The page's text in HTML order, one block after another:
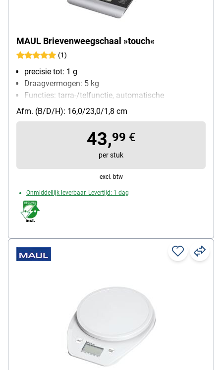
MAUL Brievenweegschaal »touch«
(1)
precisie tot: 1 g
Draagvermogen: 5 kg
Functies: tarra-/telfunctie, automatische
uitschakeling, automatische nulstelling, eenheden
wisselfunctie
soort batterij: AAA / Micro
Afm. (B/D/H): 16,0/23,0/1,8 cm
43,99 €
per stuk
excl. btw
Onmiddellijk leverbaar. Levertijd: 1 dag